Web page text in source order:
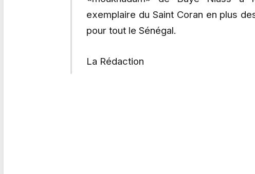
exemplaire du Saint Coran en plus
pour tout le Sénégal.
La Rédaction